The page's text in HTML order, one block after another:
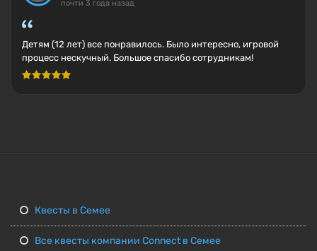
почти 3 года назад
Детям (12 лет) все понравилось. Было интересно, игровой
процесс нескучный. Большое спасибо сотрудникам!
Квесты в Семее
Все квесты компании Connect в Семее